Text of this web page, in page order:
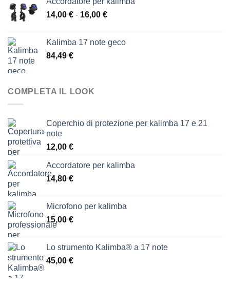
14,00 € - 16,00 €Fascia
da
Kalimba 17 note geco
84,49 €
COMPLETA IL LOOK
Coperchio di protezione per kalimba 17 e 21
note
12,00 €
Accordatore per kalimba
14,80 €
Microfono per kalimba
15,00 €
Lo strumento Kalimba® a 17 note
45,00 €